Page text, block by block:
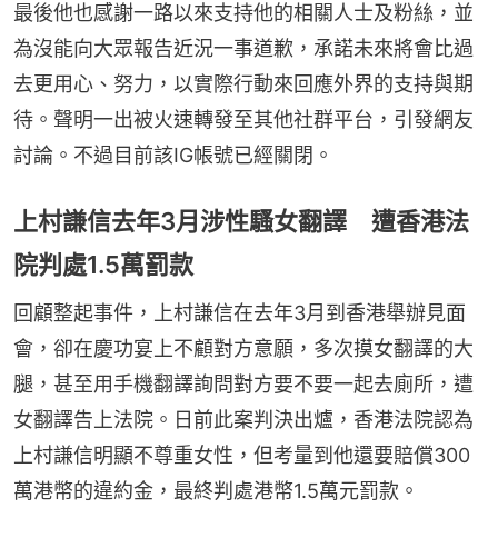
最後他也感謝一路以來支持他的相關人士及粉絲，並
為沒能向大眾報告近況一事道歉，承諾未來將會比過
去更用心、努力，以實際行動來回應外界的支持與期
待。聲明一出被火速轉發至其他社群平台，引發網友
討論。不過目前該IG帳號已經關閉。
上村謙信去年3月涉性騷女翻譯 遭香港法
院判處1.5萬罰款
回顧整起事件，上村謙信在去年3月到香港舉辦見面
會，卻在慶功宴上不顧對方意願，多次摸女翻譯的大
腿，甚至用手機翻譯詢問對方要不要一起去廁所，遭
女翻譯告上法院。日前此案判決出爐，香港法院認為
上村謙信明顯不尊重女性，但考量到他還要賠償300
萬港幣的違約金，最終判處港幣1.5萬元罰款。